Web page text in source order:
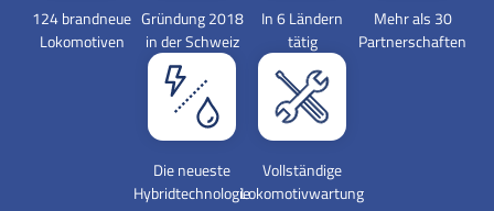
124 brandneue
Lokomotiven
Gründung 2018
in der Schweiz
In 6 Ländern
tätig
Mehr als 30
Partnerschaften
Die neueste
Hybridtechnologie
Vollständige
Lokomotivwartung